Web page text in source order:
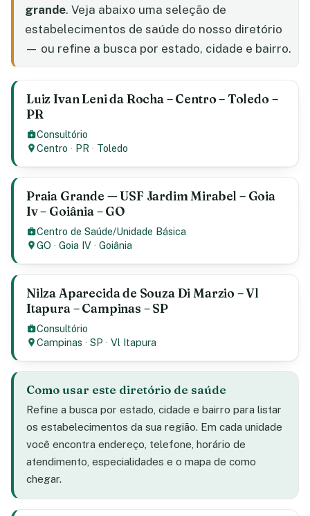
grande. Veja abaixo uma seleção de
estabelecimentos de saúde do nosso diretório
— ou refine a busca por estado, cidade e bairro.
Luiz Ivan Leni da Rocha – Centro – Toledo –
PR
Consultório
Centro · PR · Toledo
Praia Grande — USF Jardim Mirabel – Goia
Iv – Goiânia – GO
Centro de Saúde/Unidade Básica
GO ·Goia IV ·Goiânia
Nilza Aparecida de Souza Di Marzio – Vl
Itapura – Campinas – SP
Consultório
Campinas ·SP ·Vl Itapura
Como usar este diretório de saúde
Refine a busca por estado, cidade e bairro para listar
os estabelecimentos da sua região. Em cada unidade
você encontra endereço, telefone, horário de
atendimento, especialidades e o mapa de como
chegar.